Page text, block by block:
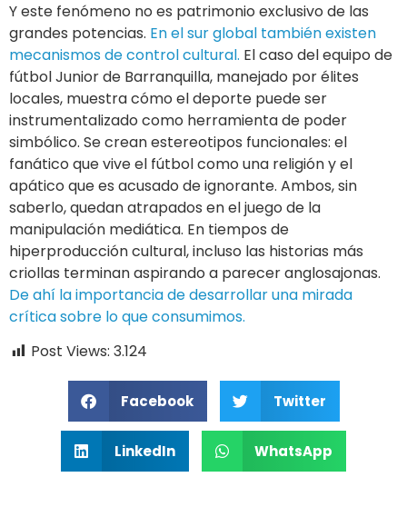
Y este fenómeno no es patrimonio exclusivo de las
grandes potencias. En el sur global también existen
mecanismos de control cultural. El caso del equipo de
fútbol Junior de Barranquilla, manejado por élites
locales, muestra cómo el deporte puede ser
instrumentalizado como herramienta de poder
simbólico. Se crean estereotipos funcionales: el
fanático que vive el fútbol como una religión y el
apático que es acusado de ignorante. Ambos, sin
saberlo, quedan atrapados en el juego de la
manipulación mediática. En tiempos de
hiperproducción cultural, incluso las historias más
criollas terminan aspirando a parecer anglosajonas.
De ahí la importancia de desarrollar una mirada
crítica sobre lo que consumimos.
Post Views: 3.124
Facebook Twitter
LinkedIn WhatsApp